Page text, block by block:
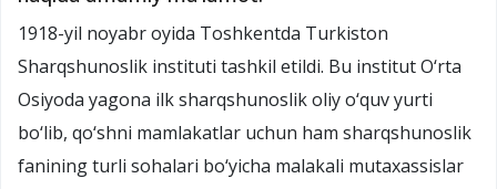
1918-yil noyabr oyida Toshkentda Turkiston
Sharqshunoslik instituti tashkil etildi. Bu institut O‘rta
Osiyoda yagona ilk sharqshunoslik oliy o‘quv yurti
bo‘lib, qo‘shni mamlakatlar uchun ham sharqshunoslik
fanining turli sohalari bo‘yicha malakali mutaxassislar